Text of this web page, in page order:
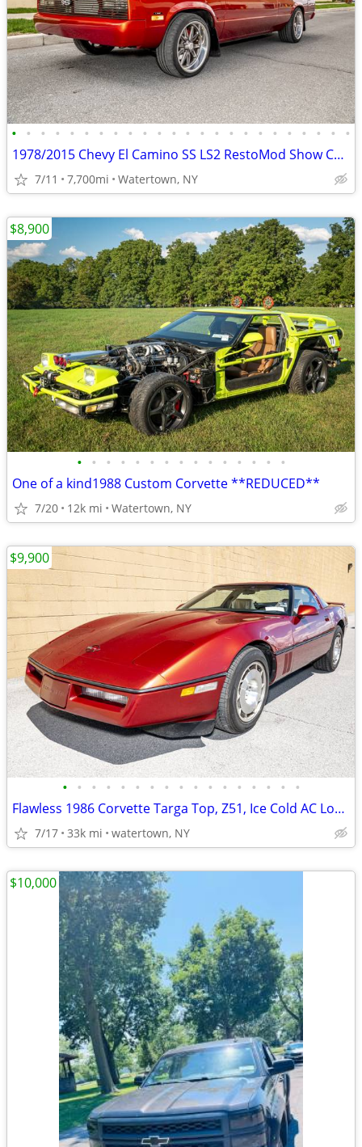
• • • • • • • • • • • • • • • • • • • • • • • •
1978/2015 Chevy El Camino SS LS2 RestoMod Show Car REDUCED
7/11 7,700mi Watertown, NY
• • • • • • • • • • • • • • •
One of a kind1988 Custom Corvette **REDUCED**
7/20 12k mi Watertown, NY
$8,900
• • • • • • • • • • • • • • • • •
Flawless 1986 Corvette Targa Top, Z51, Ice Cold AC Low Miles
7/17 33k mi watertown, NY
$9,900
$10,000